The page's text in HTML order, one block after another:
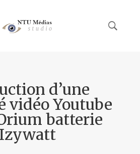
d’une
vidéo Youtube
batterie
Izywatt